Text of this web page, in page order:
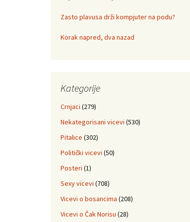
Zasto plavusa drži kompjuter na podu?
Korak napred, dva nazad
Kategorije
Crnjaci (279)
Nekategorisani vicevi (530)
Pitalice (302)
Politički vicevi (50)
Posteri (1)
Sexy vicevi (708)
Vicevi o bosancima (208)
Vicevi o Čak Norisu (28)